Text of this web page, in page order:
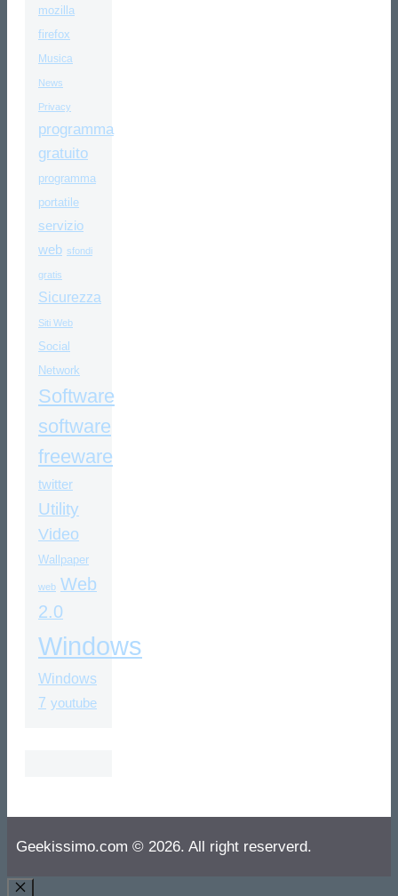
mozilla
firefox
Musica
News
Privacy
programma
gratuito
programma
portatile
servizio
web sfondi
gratis
Sicurezza
Siti Web
Social
Network
Software
software
freeware
twitter
Utility
Video
Wallpaper
web Web
2.0
Windows
Windows
7 youtube
Geekissimo.com © 2026. All right reserverd.